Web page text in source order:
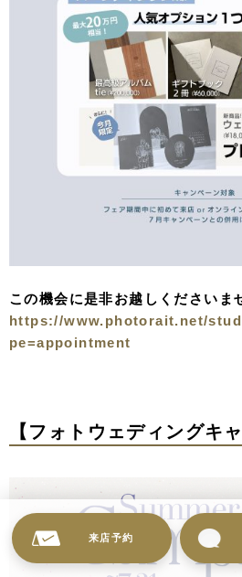
この機会に是非お越しくださいま
https://www.photorait.net/
pe=appointment
【フォトウェディングキ
来店予約